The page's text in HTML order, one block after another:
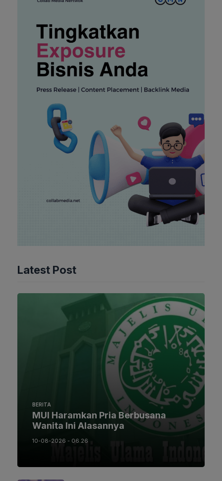
Latest Post
BERITA
MUI Haramkan Pria Berbusana
Wanita Ini Alasannya
10-08-2026 - 06.26